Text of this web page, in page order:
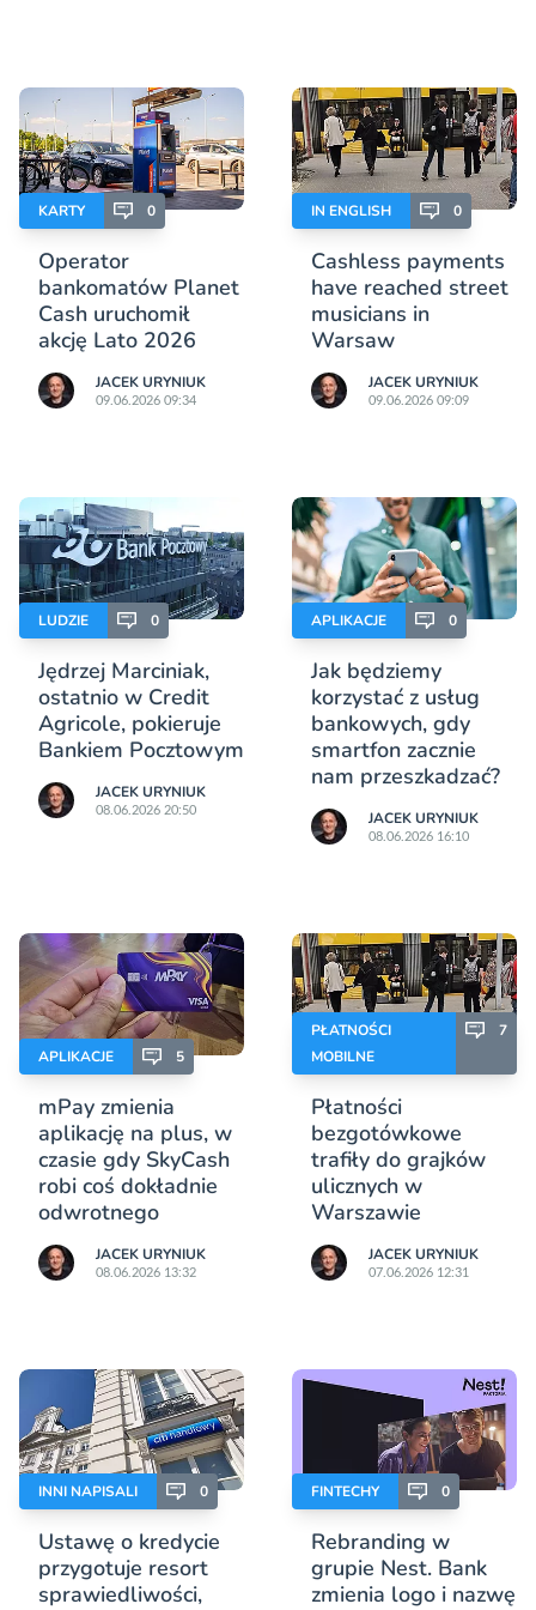
KARTY 0
Operator
bankomatów Planet
Cash uruchomił
akcję Lato 2026
JACEK URYNIUK
09.06.2026 09:34
IN ENGLISH 0
Cashless payments
have reached street
musicians in
Warsaw
JACEK URYNIUK
09.06.2026 09:09
LUDZIE 0
Jędrzej Marciniak,
ostatnio w Credit
Agricole, pokieruje
Bankiem Pocztowym
JACEK URYNIUK
08.06.2026 20:50
APLIKACJE 0
Jak będziemy
korzystać z usług
bankowych, gdy
smartfon zacznie
nam przeszkadzać?
JACEK URYNIUK
08.06.2026 16:10
APLIKACJE 5
mPay zmienia
aplikację na plus, w
czasie gdy SkyCash
robi coś dokładnie
odwrotnego
JACEK URYNIUK
08.06.2026 13:32
PŁATNOŚCI
MOBILNE
7
Płatności
bezgotówkowe
trafiły do grajków
ulicznych w
Warszawie
JACEK URYNIUK
07.06.2026 12:31
INNI NAPISALI 0
Ustawę o kredycie
przygotuje resort
sprawiedliwości,
FINTECHY 0
Rebranding w
grupie Nest. Bank
zmienia logo i nazwę